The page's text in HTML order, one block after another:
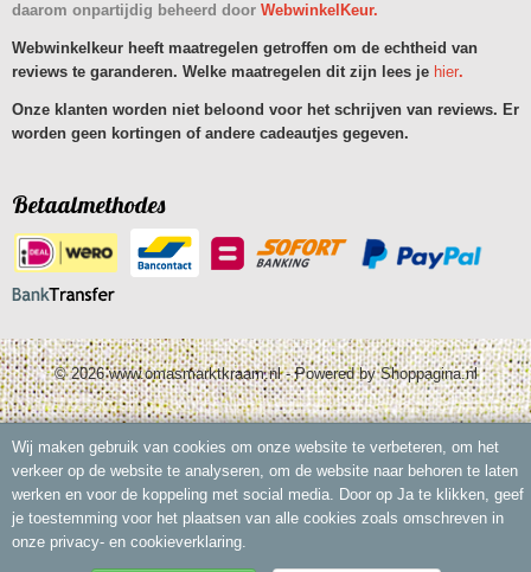
daarom onpartijdig beheerd door WebwinkelKeur.
Webwinkelkeur heeft maatregelen getroffen om de echtheid van
reviews te garanderen. Welke maatregelen dit zijn lees je hier.
Onze klanten worden niet beloond voor het schrijven van reviews. Er
worden geen kortingen of andere cadeautjes gegeven.
Betaalmethodes
© 2026 www.omasmarktkraam.nl - Powered by Shoppagina.nl
Wij maken gebruik van cookies om onze website te verbeteren, om het
verkeer op de website te analyseren, om de website naar behoren te laten
werken en voor de koppeling met social media. Door op Ja te klikken, geef
je toestemming voor het plaatsen van alle cookies zoals omschreven in
onze privacy- en cookieverklaring.